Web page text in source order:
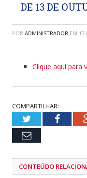
DE 13 DE
POR ADMINISTRADOR EM 13
Clique aqui para
COMPARTILHAR:
Twitter
Email
CONTEÚDO